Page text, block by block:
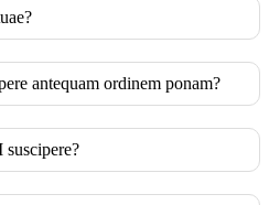
antequam ordinem ponam?